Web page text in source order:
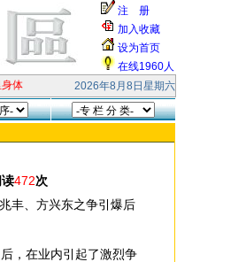
注 册
加入收藏
设为首页
在线1960人
健康、阖家快乐！ 本站受到大量的无效smtp
2026年8月8日星期六
472次
丰、方兴东之争引爆后
，在业内引起了激烈争